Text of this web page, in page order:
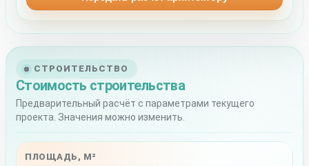
СТРОИТЕЛЬСТВО
Стоимость строительства
Предварительный расчёт с параметрами текущего
проекта. Значения можно изменить.
ПЛОЩАДЬ, М²